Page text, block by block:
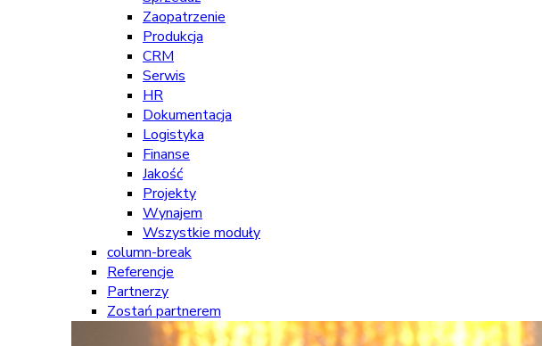
Zaopatrzenie
Produkcja
CRM
Serwis
HR
Dokumentacja
Logistyka
Finanse
Jakość
Projekty
Wynajem
Wszystkie moduły
column-break
Referencje
Partnerzy
Zostań partnerem